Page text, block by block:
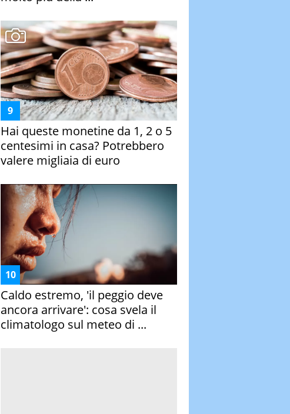
Hai queste monetine da 1, 2 o 5
centesimi in casa? Potrebbero
valere migliaia di euro
Caldo estremo, 'il peggio deve
ancora arrivare': cosa svela il
climatologo sul meteo di ...